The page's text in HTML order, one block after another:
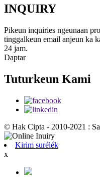
INQUIRY
Pikeun inquiries ngeunaan
tinggalkeun email anjeun ka
24 jam.
Daptar
Tuturkeun Kami
© Hak Cipta - 2010-2021 :
Kirim surélék
x